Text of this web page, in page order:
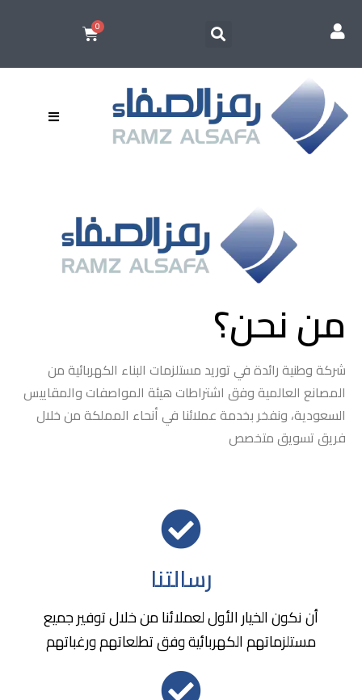
من نحن؟
شركة وطنية رائدة في توريد مستلزمات البناء الكهربائية من
المصانع العالمية وفق اشتراطات هيئة المواصفات والمقاييس
السعودية، ونفخر بخدمة عملائنا في أنحاء المملكة من خلال
فريق تسويق متخصص
رسالتنا
أن نكون الخيار الأول لعملائنا من خلال توفير جميع
مستلزماتهم الكهربائية وفق تطلعاتهم ورغباتهم